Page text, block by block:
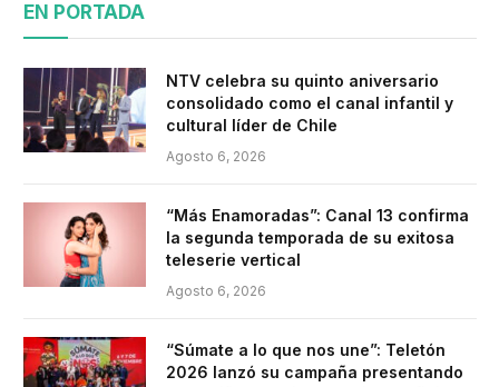
EN PORTADA
NTV celebra su quinto aniversario
consolidado como el canal infantil y
cultural líder de Chile
Agosto 6, 2026
“Más Enamoradas”: Canal 13 confirma
la segunda temporada de su exitosa
teleserie vertical
Agosto 6, 2026
“Súmate a lo que nos une”: Teletón
2026 lanzó su campaña presentando